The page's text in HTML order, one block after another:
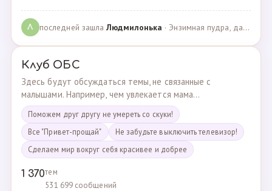
Л последней зашлаЛюдмилонькa · Энзимная пудра, да или нет? · 29.06.2025
Клуб ОБС
Здесь будут обсуждаться темы, не связанные с
малышами. Например, чем увлекается мама...
Поможем друг другу не умереть со скуки!
Все "Привет-прощай"
Не забудьте выключить телевизор!
Сделаем мир вокруг себя красивее и добрее
1 370тем
531 699 сообщений